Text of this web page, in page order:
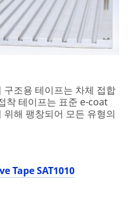
조용 테이프는 차체 접합
착 테이프는 표준 e-coat
해 팽창되어 모든 유형의
Tape SAT1010